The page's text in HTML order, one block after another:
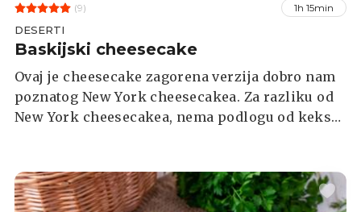
(9) 1h 15min
DESERTI
Baskijski cheesecake
Ovaj je cheesecake zagorena verzija dobro nam
poznatog New York cheesecakea. Za razliku od
New York cheesecakea, nema podlogu od keksa,
okus. Baskijski cheesecake uvijek ispadne baš
kako treba.